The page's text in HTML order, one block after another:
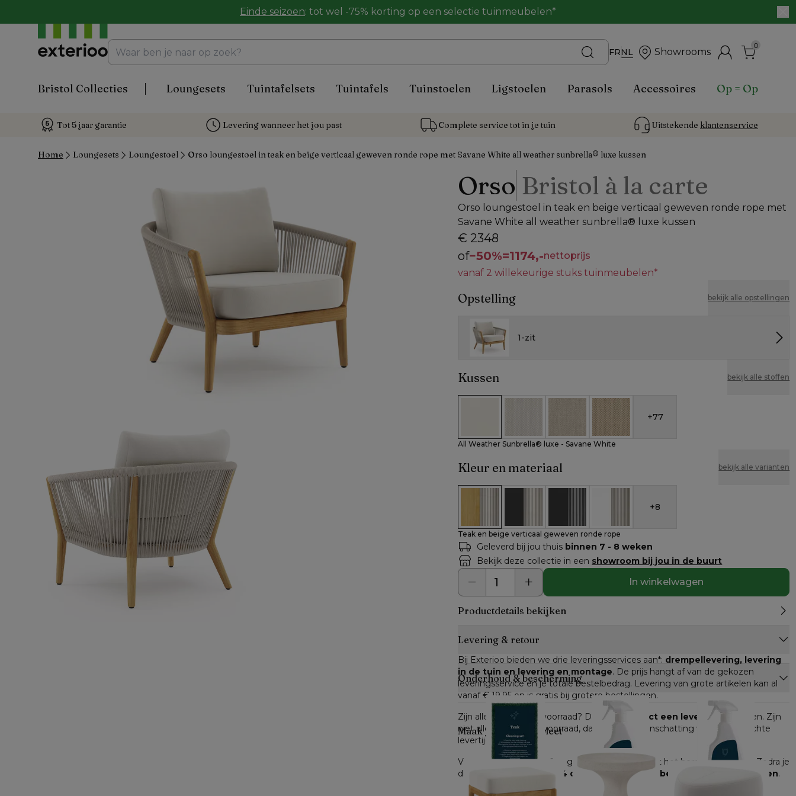
Einde seizoen: tot wel -75% korting op een selectie tuinmeubelen*
FRNL Showrooms
0
Bristol Collecties Loungesets Tuintafelsets Tuintafels Tuinstoelen Ligstoelen Parasols Accessoires Op = Op
Tot 5 jaar garantie Levering wanneer het jou past Complete service tot in je tuin Uitstekende klantenservice
Home Loungesets Loungestoel Orso loungestoel in teak en beige verticaal geweven ronde rope met Savane White all weather sunbrella® luxe kussen
Orso Bristol à la carte
Orso loungestoel in teak en beige verticaal geweven ronde rope met
Savane White all weather sunbrella® luxe kussen
€ 2348
of−50%=1174,-nettoprijs
vanaf 2 willekeurige stuks tuinmeubelen*
Opstelling bekijk alle opstellingen
1-zit
Kussen bekijk alle stoffen
All Weather Sunbrella® luxe - Savane White
All Weather Cosytica - Althea Off White
All Weather Cosytica - Althea Chalk
All Weather Cosytica - Althea Camel
+77
All Weather Sunbrella® luxe - Savane White
Kleur en materiaal bekijk alle varianten
Teak en beige verticaal geweven ronde rope
Zwart aluminium en beige verticaal geweven ronde rope
Zwart aluminium en zwart verticaal geweven
Wit aluminium en beige verticaal
+8
Teak en beige verticaal geweven ronde rope
Geleverd bij jou thuis binnen 7 - 8 weken
Bekijk deze collectie in een showroom bij jou in de buurt
In winkelwagen
Productdetails bekijken
Levering & retour
Bij Exterioo bieden we drie leveringsservices aan*: drempellevering, levering
in de tuin en levering en montage. De prijs hangt af van de gekozen
leveringsservice en je totale bestelbedrag. Levering van grote artikelen kan al
vanaf € 19,95 en is gratis bij grotere bestellingen.
Zijn alle artikelen op voorraad? Dan kan je
direct een leverdatum
kiezen. Zijn
niet alle artikelen op voorraad, dan krijg je een inschatting van de verwachte
levertijd.
Voor producten die online gekocht worden, geldt het herroepingsrecht. Zodra je
dit hebt gemeld, heb je
14 dagen de tijd om je bestelling terug te sturen.
Onderhoud & bescherming
Maak je look compleet